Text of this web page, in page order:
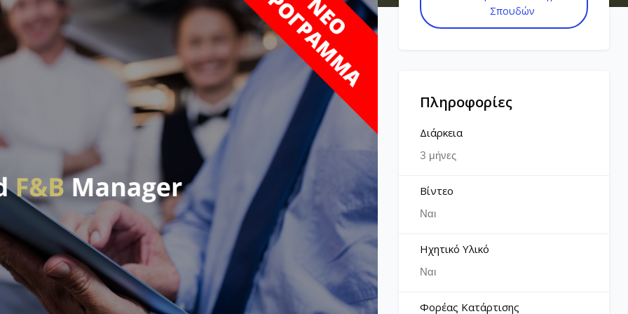
Σπουδών
Πληροφορίες
Διάρκεια
3 μήνες
Βίντεο
Ναι
Ηχητικό Υλικό
Ναι
Φορέας Κατάρτισης